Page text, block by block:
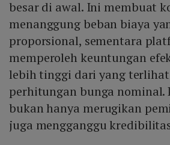
besar di awal. Ini membuat
menanggung beban biaya
proporsional, sementara
memperoleh keuntungan
lebih tinggi dari yang
perhitungan bunga
bukan hanya merugikan
juga mengganggu